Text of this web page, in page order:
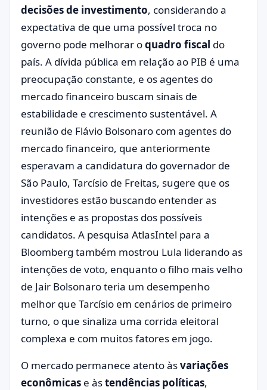
decisões de investimento, considerando a
expectativa de que uma possível troca no
governo pode melhorar oquadro fiscal do
país. A dívida pública em relação ao PIB é uma
preocupação constante, e os agentes do
mercado financeiro buscam sinais de
estabilidade e crescimento sustentável. A
reunião de Flávio Bolsonaro com agentes do
mercado financeiro, que anteriormente
esperavam a candidatura do governador de
São Paulo, Tarcísio de Freitas, sugere que os
investidores estão buscando entender as
intenções e as propostas dos possíveis
candidatos. A pesquisa AtlasIntel para a
Bloomberg também mostrou Lula liderando as
intenções de voto, enquanto o filho mais velho
de Jair Bolsonaro teria um desempenho
melhor que Tarcísio em cenários de primeiro
turno, o que sinaliza uma corrida eleitoral
complexa e com muitos fatores em jogo.
O mercado permanece atento àsvariações
econômicas e àstendências políticas,